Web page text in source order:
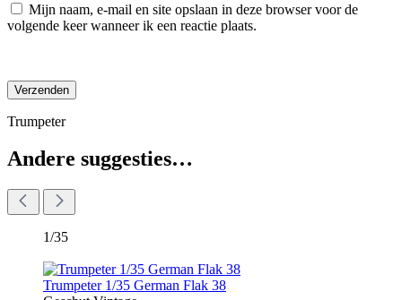
Mijn naam, e-mail en site opslaan in deze browser voor de
volgende keer wanneer ik een reactie plaats.
Trumpeter
Andere suggesties…
1/35
Trumpeter 1/35 German Flak 38